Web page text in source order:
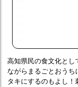
高知県民の食文化とし
ながらまるごとおうち
タキにするのもよし